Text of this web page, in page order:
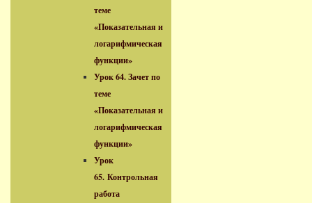
теме
«Показательная и
логарифмическая
функции»
Урок 64. Зачет по
теме
«Показательная и
логарифмическая
функции»
Урок
65. Контрольная
работа